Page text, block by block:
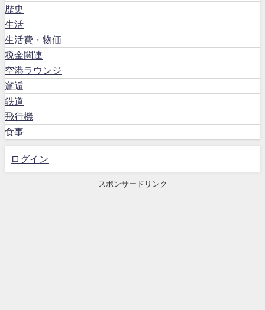
歴史
生活
生活費・物価
税金関連
空港ラウンジ
邂逅
鉄道
飛行機
食事
ログイン
スポンサードリンク